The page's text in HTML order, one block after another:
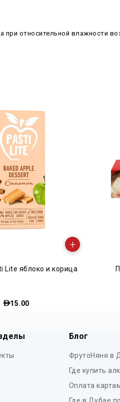
при относительной влажности
и корица
Блог
ФрутоНяня в
Где купить
Оплата